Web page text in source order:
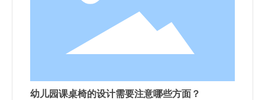
幼儿园课桌椅的设计需要注意哪些方面？